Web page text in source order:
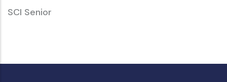
SCI
Senior
SCI Senior